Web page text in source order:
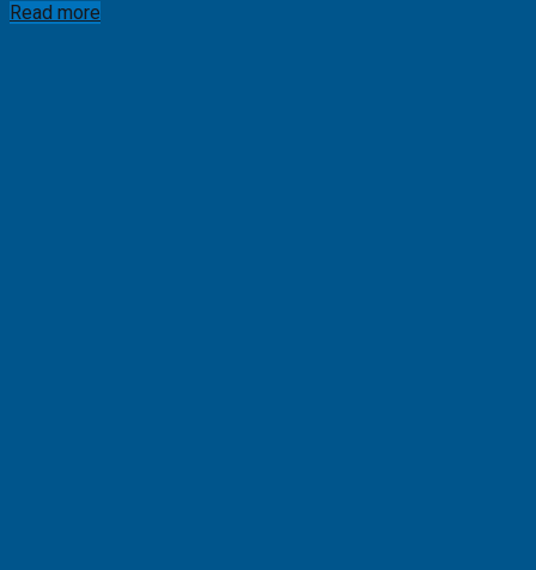
Read more